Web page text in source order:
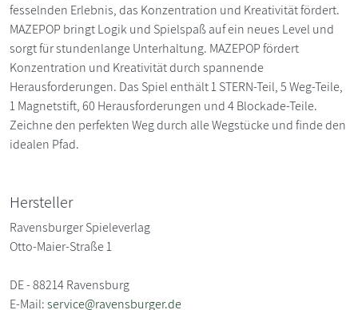
fesselnden Erlebnis, das Konzentration und Kreativität fördert.
MAZEPOP bringt Logik und Spielspaß auf ein neues Level und
sorgt für stundenlange Unterhaltung. MAZEPOP fördert
Konzentration und Kreativität durch spannende
Herausforderungen. Das Spiel enthält 1 STERN-Teil, 5 Weg-Teile,
1 Magnetstift, 60 Herausforderungen und 4 Blockade-Teile.
Zeichne den perfekten Weg durch alle Wegstücke und finde den
idealen Pfad.
Hersteller
Ravensburger Spieleverlag
Otto-Maier-Straße 1
DE - 88214 Ravensburg
E-Mail:service@ravensburger.de